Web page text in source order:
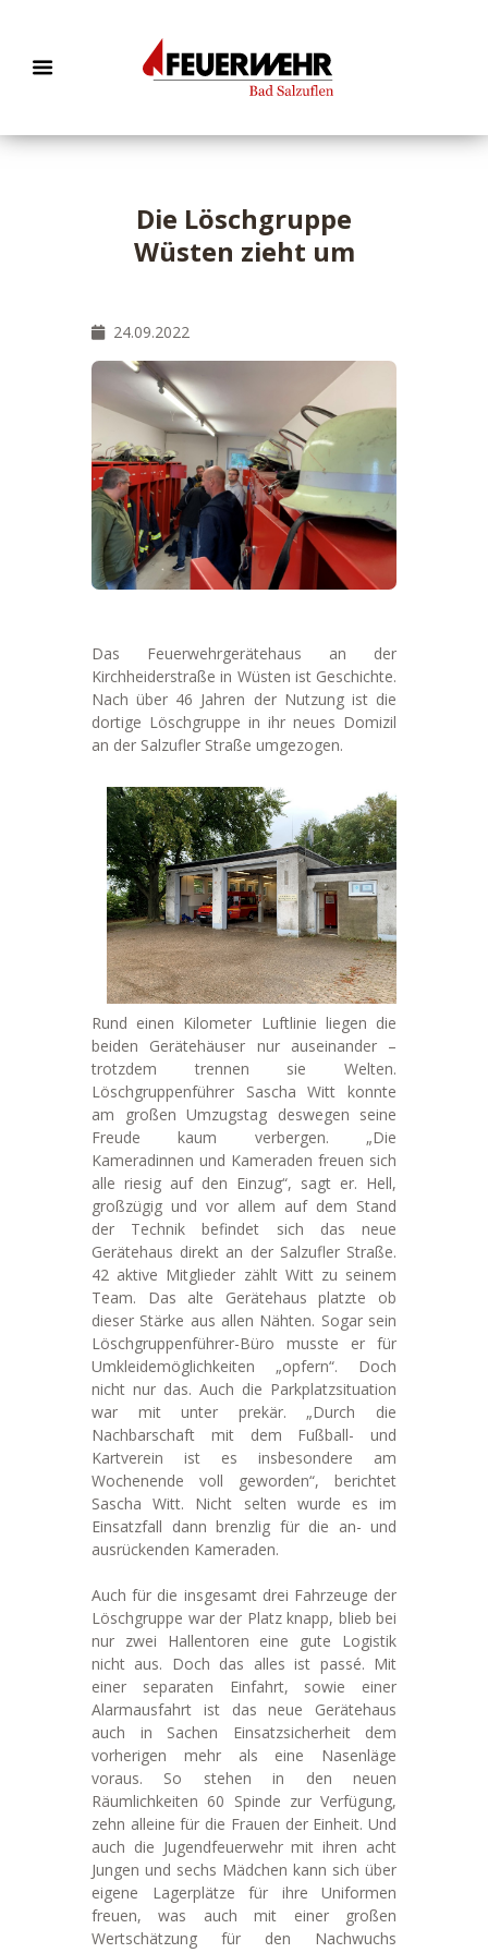
Die Löschgruppe
Wüsten zieht um
24.09.2022
Das Feuerwehrgerätehaus an der
Kirchheiderstraße in Wüsten ist Geschichte.
Nach über 46 Jahren der Nutzung ist die
dortige Löschgruppe in ihr neues Domizil
an der Salzufler Straße umgezogen.
Rund einen Kilometer Luftlinie liegen die
beiden Gerätehäuser nur auseinander –
trotzdem trennen sie Welten.
Löschgruppenführer Sascha Witt konnte
am großen Umzugstag deswegen seine
Freude kaum verbergen. „Die
Kameradinnen und Kameraden freuen sich
alle riesig auf den Einzug“, sagt er. Hell,
großzügig und vor allem auf dem Stand
der Technik befindet sich das neue
Gerätehaus direkt an der Salzufler Straße.
42 aktive Mitglieder zählt Witt zu seinem
Team. Das alte Gerätehaus platzte ob
dieser Stärke aus allen Nähten. Sogar sein
Löschgruppenführer-Büro musste er für
Umkleidemöglichkeiten „opfern“. Doch
nicht nur das. Auch die Parkplatzsituation
war mit unter prekär. „Durch die
Nachbarschaft mit dem Fußball- und
Kartverein ist es insbesondere am
Wochenende voll geworden“, berichtet
Sascha Witt. Nicht selten wurde es im
Einsatzfall dann brenzlig für die an- und
ausrückenden Kameraden.
Auch für die insgesamt drei Fahrzeuge der
Löschgruppe war der Platz knapp, blieb bei
nur zwei Hallentoren eine gute Logistik
nicht aus. Doch das alles ist passé. Mit
einer separaten Einfahrt, sowie einer
Alarmausfahrt ist das neue Gerätehaus
auch in Sachen Einsatzsicherheit dem
vorherigen mehr als eine Nasenläge
voraus. So stehen in den neuen
Räumlichkeiten 60 Spinde zur Verfügung,
zehn alleine für die Frauen der Einheit. Und
auch die Jugendfeuerwehr mit ihren acht
Jungen und sechs Mädchen kann sich über
eigene Lagerplätze für ihre Uniformen
freuen, was auch mit einer großen
Wertschätzung für den Nachwuchs